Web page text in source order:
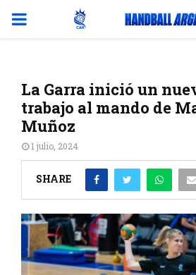
PRIMARY
La Garra inició un
trabajo al mando de
Muñoz
1 julio, 2024
SHARE